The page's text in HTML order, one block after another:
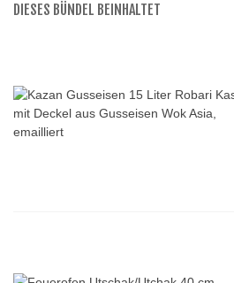
DIESES BÜNDEL BEINHALTET